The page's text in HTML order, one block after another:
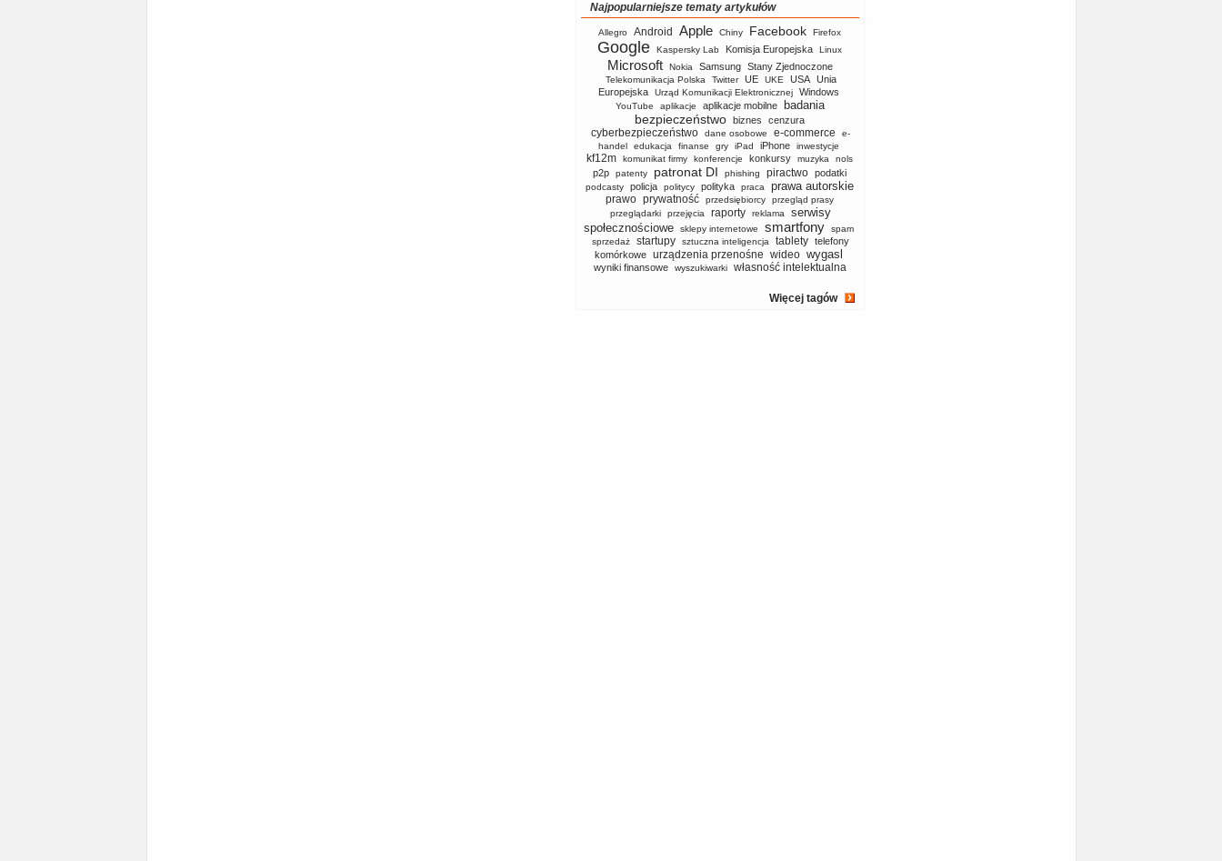
Najpopularniejsze tematy artykułów
Allegro Android Apple Chiny Facebook Firefox
Google Kaspersky Lab Komisja Europejska Linux
Microsoft Nokia Samsung Stany Zjednoczone
Telekomunikacja Polska Twitter UE UKE USA
Unia
Europejska
Urząd Komunikacji Elektronicznej Windows
YouTube aplikacje aplikacje mobilne badania
bezpieczeństwo biznes cenzura
cyberbezpieczeństwo dane osobowe e-commerce
e-
handel
edukacja finanse gry iPad iPhone inwestycje
kf12m komunikat firmy konferencje konkursy muzyka nols
p2p patenty patronat DI phishing piractwo podatki
podcasty policja politycy polityka praca prawa autorskie
prawo prywatność przedsiębiorcy
przegląd prasy
przeglądarki
przejęcia raporty reklama
serwisy
społecznościowe
sklepy internetowe smartfony
spam
sprzedaż
startupy sztuczna inteligencja tablety telefony
komórkowe urządzenia przenośne wideo wygasl
wyniki finansowe wyszukiwarki własność intelektualna
Więcej tagów